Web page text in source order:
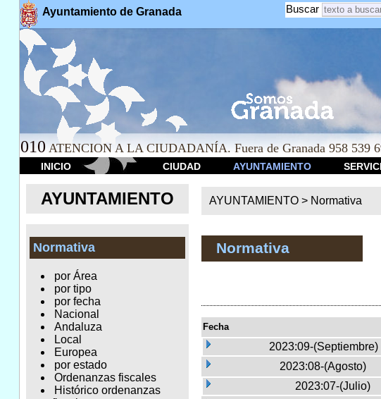
Ayuntamiento de Granada Buscar
010 ATENCION A LA CIUDADANÍA. Fuera de Granada 958 539
INICIO CIUDAD AYUNTAMIENTO
AYUNTAMIENTO
Normativa
por Área
por tipo
por fecha
Nacional
Andaluza
Local
Europea
por estado
Ordenanzas fiscales
Histórico ordenanzas
AYUNTAMIENTO > Normativa
Normativa
Fecha
2023:09-(Septiembre)
2023:08-(Agosto)
2023:07-(Julio)